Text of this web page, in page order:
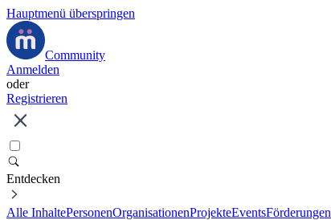
Hauptmenü überspringen
Community
Anmelden
oder
Registrieren
Entdecken
Alle InhaltePersonenOrganisationenProjekteEventsFörderungen